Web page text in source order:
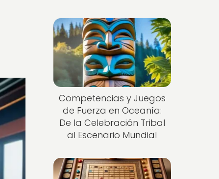
Competencias y Juegos
de Fuerza en Oceanía:
De la Celebración Tribal
al Escenario Mundial